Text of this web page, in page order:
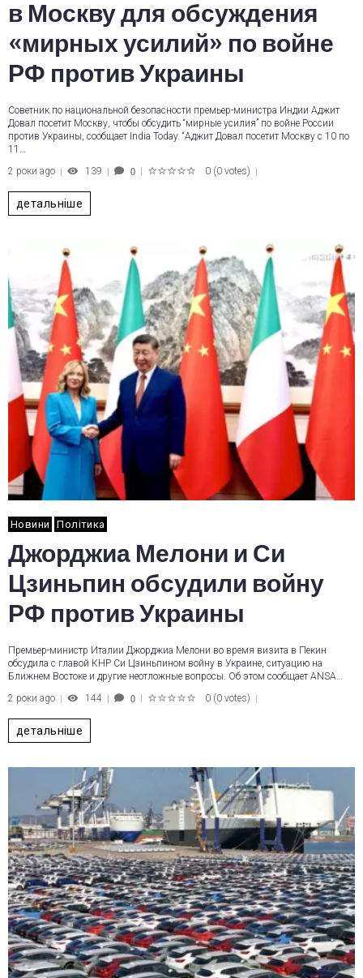
в Москву для обсуждения
«мирных усилий» по войне
РФ против Украины
Советник по национальной безопасности премьер-министра Индии Аджит
Довал посетит Москву, чтобы обсудить “мирные усилия” по войне России
против Украины, сообщает India Today. “Аджит Довал посетит Москву с 10 по
11…
2 роки ago
139 0 0 (0 votes)
детальніше
Новини Політика
Джорджиа Мелони и Си
Цзиньпин обсудили войну
РФ против Украины
Премьер-министр Италии Джорджиа Мелони во время визита в Пекин
обсудила с главой КНР Си Цзиньпином войну в Украине, ситуацию на
Ближнем Востоке и другие неотложные вопросы. Об этом сообщает ANSA…
2 роки ago
144 0 0 (0 votes)
детальніше